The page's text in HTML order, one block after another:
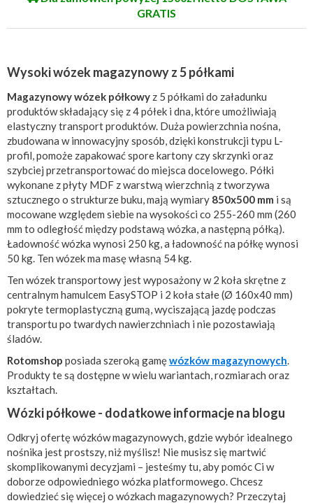
GRATIS
Wysoki wózek magazynowy z 5 półkami
Magazynowy wózek półkowy z 5 półkami do załadunku
produktów składający się z 4 półek i dna, które umożliwiają
elastyczny transport produktów. Duża powierzchnia nośna,
zbudowana w innowacyjny sposób, dzięki konstrukcji typu L-
profil, pomoże zapakować spore kartony czy skrzynki oraz
szybciej przetransportować do miejsca docelowego. Półki
wykonane z płyty MDF z warstwą wierzchnią z tworzywa
sztucznego o strukturze buku, mają wymiary 850x500 mm i są
mocowane względem siebie na wysokości co 255-260 mm (260
mm to odległość między podstawą wózka, a następną półką).
Ładowność wózka wynosi 250 kg, a ładowność na półkę wynosi
50 kg. Ten wózek ma masę własną 54 kg.
Ten wózek transportowy jest wyposażony w 2 koła skrętne z
centralnym hamulcem EasySTOP i 2 koła stałe (Ø 160x40 mm)
pokryte termoplastyczną gumą, wyciszającą jazdę podczas
transportu po twardych nawierzchniach i nie pozostawiają
śladów.
Rotomshop posiada szeroką gamęwózków magazynowych.
Produkty te są dostępne w wielu wariantach, rozmiarach oraz
kształtach.
Wózki półkowe - dodatkowe informacje na blogu
Odkryj ofertę wózków magazynowych, gdzie wybór idealnego
nośnika jest prostszy, niż myślisz! Nie musisz się martwić
skomplikowanymi decyzjami – jesteśmy tu, aby pomóc Ci w
doborze odpowiedniego wózka platformowego. Chcesz
dowiedzieć się więcej o wózkach magazynowych? Przeczytaj